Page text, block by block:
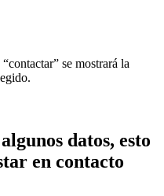
se mostrará la
datos, esto
en contacto